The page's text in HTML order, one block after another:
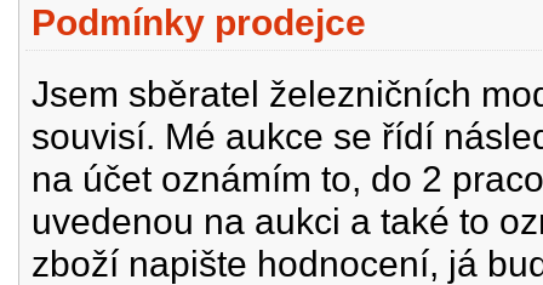
Podmínky prodejce
Jsem sběratel železničních
souvisí. Mé aukce se řídí
na účet oznámím to, do 2
uvedenou na aukci a také to
zboží napište hodnocení, já